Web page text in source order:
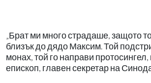
„Брат ми много страдаше, защото
близък до дядо Максим. Той
монах, той го направи
епископ, главен секретар на